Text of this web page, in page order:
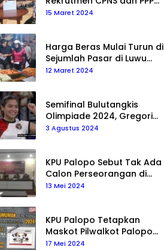
Tahun 2024
15 Maret 2024
Harga Beras Mulai Turun di
Sejumlah Pasar di Luwu
Utara
12 Maret 2024
Semifinal Bulutangkis
Olimpiade 2024, Gregoria
Mariska Tunjung Akan
3 Agustus 2024
KPU Palopo Sebut Tak Ada
Calon Perseorangan di
Pilkada 2024
13 Mei 2024
KPU Palopo Tetapkan
Maskot Pilwalkot Palopo
2024, Berikut Maknanya!
17 Mei 2024